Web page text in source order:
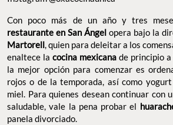
Con poco más de un año y tres
restaurante en San Ángel opera bajo la
Martorell, quien para deleitar a los
enaltece la cocina mexicana de principio
la mejor opción para comenzar es
rojos o de la temporada, así como
miel. Para quienes desean continuar con
saludable, vale la pena probar el
panela divorciado.